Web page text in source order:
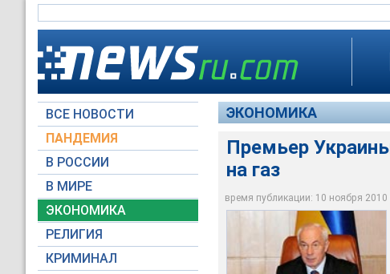
ВСЕ НОВОСТИ
ПАНДЕМИЯ
В РОССИИ
В МИРЕ
ЭКОНОМИКА
РЕЛИГИЯ
КРИМИНАЛ
ЭКОНОМИКА
Премьер
на газ
время публикации: 10 ноября
Формула определения
правительства
kmu.gov.ua
Премьер также сообщил,
первоисточника
kmu.gov.ua